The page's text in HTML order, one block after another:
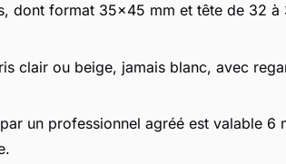
dont format 35x45 mm et tête de 32 à
clair ou beige, jamais blanc, avec
un professionnel agréé est valable 6